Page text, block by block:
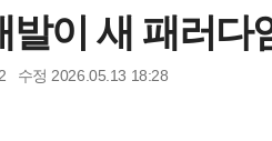
발이 새 패러
수정 2026.05.13 18:28